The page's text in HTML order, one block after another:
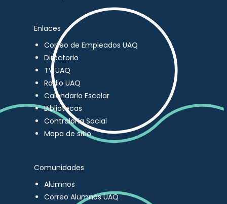
Enlaces
Correo de Empleados UAQ
Directorio
TV UAQ
Radio UAQ
Calendario Escolar
Bibliotecas
Contraloría Social
Mapa de sitio
Comunidades
Alumnos
Correo Alumnos UAQ